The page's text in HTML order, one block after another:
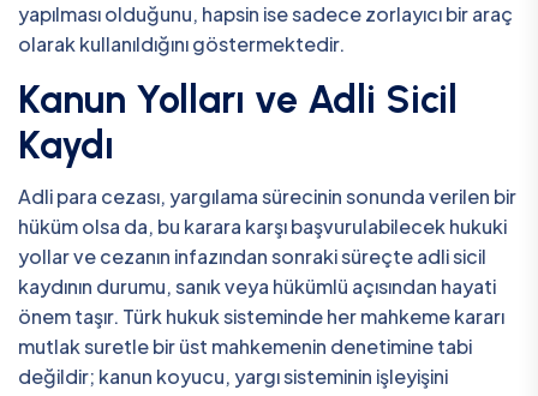
yapılması olduğunu, hapsin ise sadece zorlayıcı bir araç
olarak kullanıldığını göstermektedir.
Kanun Yolları ve Adli Sicil
Kaydı
Adli para cezası, yargılama sürecinin sonunda verilen bir
hüküm olsa da, bu karara karşı başvurulabilecek hukuki
yollar ve cezanın infazından sonraki süreçte adli sicil
kaydının durumu, sanık veya hükümlü açısından hayati
önem taşır. Türk hukuk sisteminde her mahkeme kararı
mutlak suretle bir üst mahkemenin denetimine tabi
değildir; kanun koyucu, yargı sisteminin işleyişini